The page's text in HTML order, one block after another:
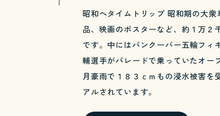
昭和へタイムトリップ 昭和期の大
品、映画のポスターなど、約１万２
です。中にはバンクーバー五輪フィ
輔選手がパレードで乗っていたオー
月豪雨で１８３ｃｍもの浸水被害を
アルされています。